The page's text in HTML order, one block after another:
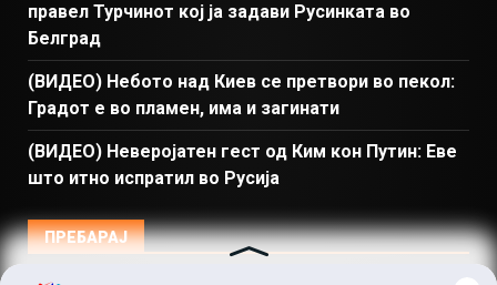
правел Турчинот кој ја задави Русинката во
Белград
(ВИДЕО) Небото над Киев се претвори во пекол:
Градот е во пламен, има и загинати
(ВИДЕО) Неверојатен гест од Ким кон Путин: Еве
што итно испратил во Русија
ПРЕБАРАЈ